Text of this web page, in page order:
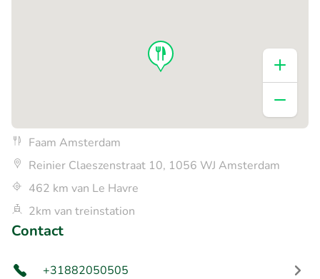
Faam Amsterdam
Reinier Claeszenstraat 10, 1056 WJ Amsterdam
462 km van Le Havre
2km van treinstation
Contact
+31882050505